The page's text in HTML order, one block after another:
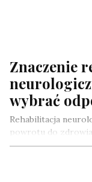
Znaczenie
wybrać
Rehabilitacja
powrotu do
pacjentom na